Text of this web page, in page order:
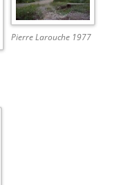
Pierre Larouche 1977